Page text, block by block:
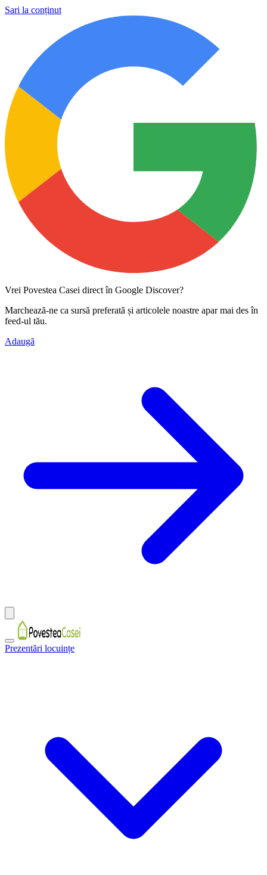
Sari la conținut
Vrei Povestea Casei direct în Google Discover?
Marchează-ne ca sursă preferată și articolele noastre apar mai des în
feed-ul tău.
Adaugă
Prezentări locuințe